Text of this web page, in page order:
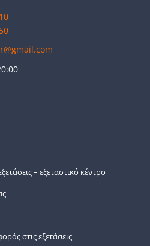
– εξεταστικό κέντρο
στις εξετάσεις